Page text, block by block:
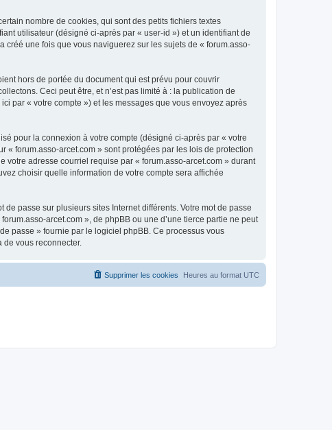
nombre de cookies, qui sont des petits fichiers textes
utilisateur (désigné ci-après par « user-id ») et un identifiant de
une fois que vous naviguerez sur les sujets de « forum.asso-
hors de portée du document qui est prévu pour couvrir
Ceci peut être, et n’est pas limité à : la publication de
par « votre compte ») et les messages que vous envoyez après
pour la connexion à votre compte (désigné ci-après par « votre
forum.asso-arcet.com » sont protégées par les lois de protection
votre adresse courriel requise par « forum.asso-arcet.com » durant
choisir quelle information de votre compte sera affichée
passe sur plusieurs sites Internet différents. Votre mot de passe
arcet.com », de phpBB ou une d’une tierce partie ne peut
passe » fournie par le logiciel phpBB. Ce processus vous
vous reconnecter.
Heures au format UTC
Supprimer les cookies